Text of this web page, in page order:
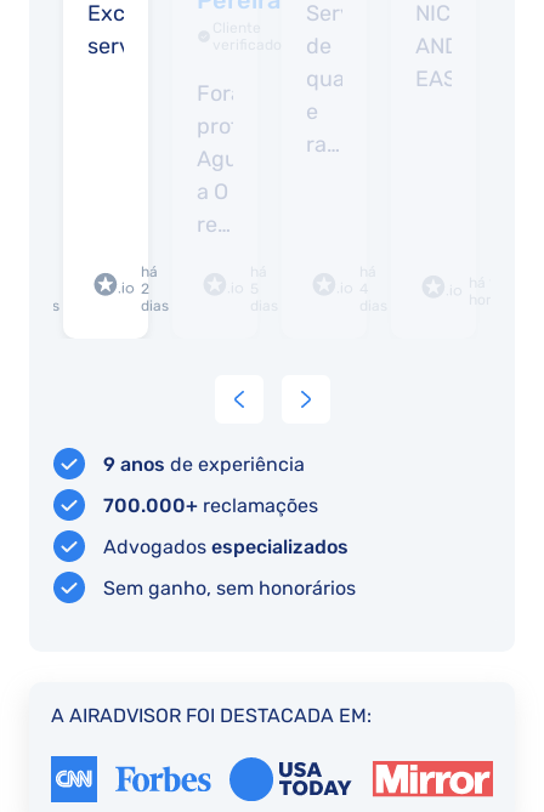
dias
Excellent
service
há
2
dias
Foram
profissionais.
Aguardamos
a O
recebimento
Serviço
de
qualidade
e
rapidez!
NICE
AND
EASY
9 anos de experiência
700.000+ reclamações
Advogados especializados
Sem ganho, sem honorários
A AIRADVISOR FOI DESTACADA EM: